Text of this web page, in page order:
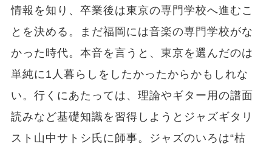
情報を知り、卒業後は東京の専門学校へ進むこ
とを決める。まだ福岡には音楽の専門学校がな
かった時代。本音を言うと、東京を選んだのは
単純に1人暮らしをしたかったからかもしれな
い。行くにあたっては、理論やギター用の譜面
読みなど基礎知識を習得しようとジャズギタリ
スト山中サトシ氏に師事。ジャズのいろは“枯